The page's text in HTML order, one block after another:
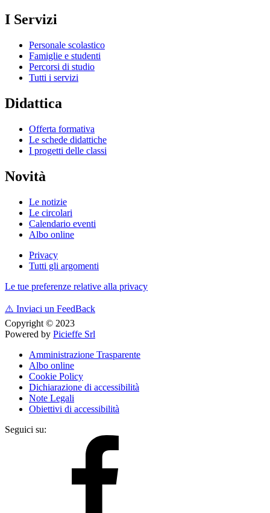
I Servizi
Personale scolastico
Famiglie e studenti
Percorsi di studio
Tutti i servizi
Didattica
Offerta formativa
Le schede didattiche
I progetti delle classi
Novità
Le notizie
Le circolari
Calendario eventi
Albo online
Privacy
Tutti gli argomenti
Le tue preferenze relative alla privacy
⚠️ Inviaci un FeedBack
Copyright © 2023
Powered by Picieffe Srl
Amministrazione Trasparente
Albo online
Cookie Policy
Dichiarazione di accessibilità
Note Legali
Obiettivi di accessibilità
Seguici su: